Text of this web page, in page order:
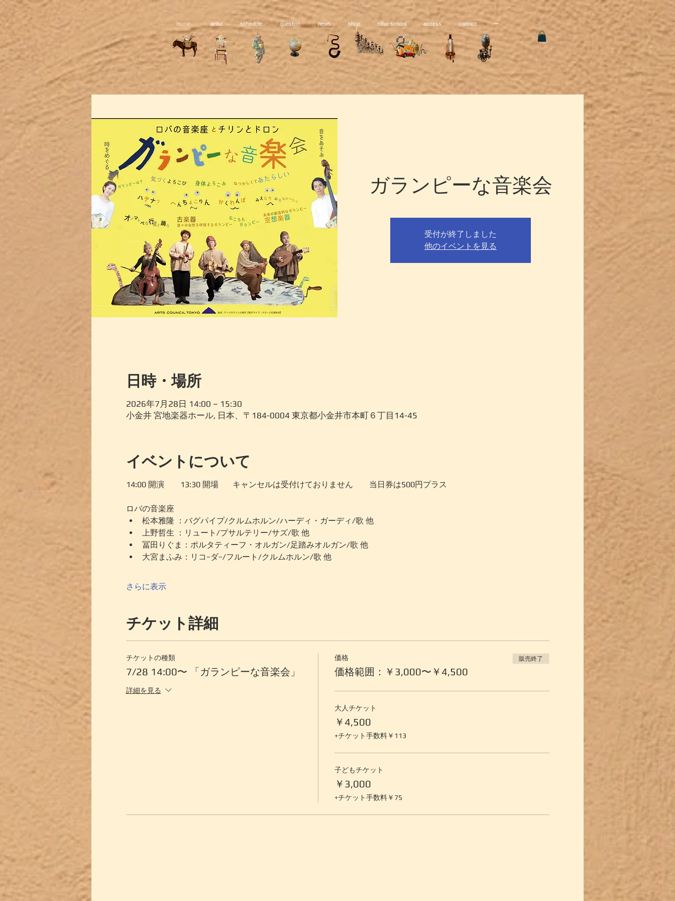
artist schedule question news shop roba-school access contact ー
home
ガランピーな音楽会
受付が終了しました
他のイベントを見る
日時・場所
2026年7月28日 14:00 – 15:30
小金井 宮地楽器ホール, 日本、〒184-0004 東京都小金井市本町６丁目14-45
イベントについて
14:00 開演　　13:30 開場   　キャンセルは受付けておりません　　当日券は500円プラス
ロバの音楽座
松本雅隆 ：バグパイプ/クルムホルン/ハーディ・ガーディ/歌 他
上野哲生 ：リュート/プサルテリー/サズ/歌 他
冨田りぐま：ポルタティーフ・オルガン/足踏みオルガン/歌 他
大宮まふみ：リコ−ダ−/フルート/クルムホルン/歌 他
さらに表示
チケット詳細
チケットの種類
7/28 14:00〜 「ガランピーな音楽会」
詳細を見る
価格
価格範囲：￥3,000〜￥4,500
販売終了
大人チケット
￥4,500
+チケット手数料￥113
子どもチケット
￥3,000
+チケット手数料￥75